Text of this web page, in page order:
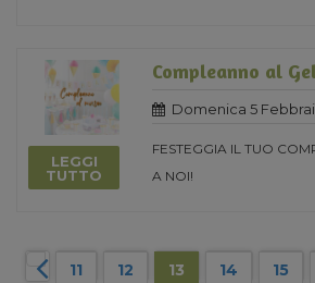
LEGGI
TUTTO
Compleanno al
Domenica 5
FESTEGGIA IL TUO
A NOI!
11 12 13 14 15